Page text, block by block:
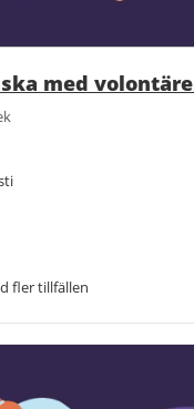
med
fler tillfällen